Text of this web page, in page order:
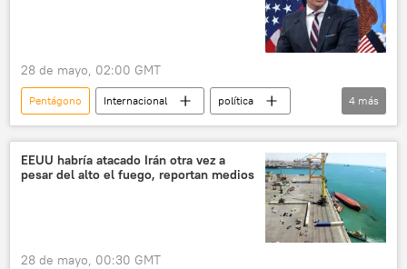
28 de mayo, 02:00 GMT
Pentágono Internacional
política
Pete Hegseth
Donald Trump
EEUU
narcotráfico
4 más
EEUU habría atacado Irán otra vez a
pesar del alto el fuego, reportan medios
28 de mayo, 00:30 GMT